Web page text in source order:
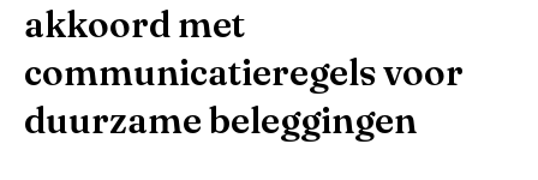
akkoord met
communicatieregels voor
duurzame beleggingen